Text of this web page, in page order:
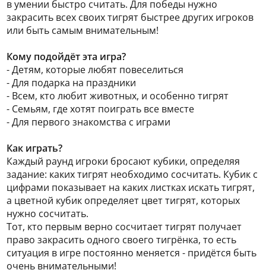
в умении быстро считать. Для победы нужно
закрасить всех своих тигрят быстрее других игроков
или быть самым внимательным!
Кому подойдёт эта игра?
- Детям, которые любят повеселиться
- Для подарка на праздники
- Всем, кто любит животных, и особенно тигрят
- Семьям, где хотят поиграть все вместе
- Для первого знакомства с играми
Как играть?
Каждый раунд игроки бросают кубики, определяя
задание: каких тигрят необходимо сосчитать. Кубик с
цифрами показывает на каких листках искать тигрят,
а цветной кубик определяет цвет тигрят, которых
нужно сосчитать.
Тот, кто первым верно сосчитает тигрят получает
право закрасить одного своего тигрёнка, то есть
ситуация в игре постоянно меняется - придётся быть
очень внимательными!